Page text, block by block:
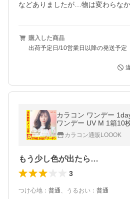
などありましたが…物は変わらなか
購入した商品
出荷予定日/10営業日以降の発送予定
カラコン ワンデー
ワンデー UV M 1箱10
福原遥 度あり 度なし
ール ONE DAY
カラコン通販LOOOK
もう少し色が出たら…
3
つけ心地 ： 普通、 うるおい ： 普通